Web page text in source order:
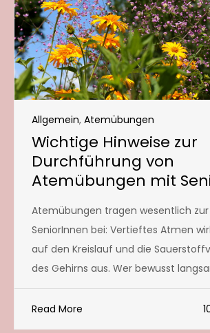
Allgemein, Atemübungen
Wichtige Hinweise zur
Durchführung von
Atemübungen mit
Atemübungen tragen wesentlich zur
SeniorInnen bei: Vertieftes Atmen
auf den Kreislauf und die
des Gehirns aus. Wer bewusst
Read More